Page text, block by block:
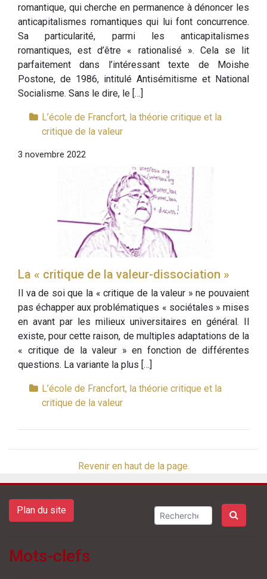
romantique, qui cherche en permanence à dénoncer les
anticapitalismes romantiques qui lui font concurrence.
Sa particularité, parmi les anticapitalismes
romantiques, est d’être « rationalisé ». Cela se lit
parfaitement dans l’intéressant texte de Moishe
Postone, de 1986, intitulé Antisémitisme et National
Socialisme. Sans le dire, le […]
L’école de Francfort, la théorie critique et la
critique de la valeur
3 novembre 2022
La « critique de la valeur-dissociation »
Il va de soi que la « critique de la valeur » ne pouvaient
pas échapper aux problématiques « sociétales » mises
en avant par les milieux universitaires en général. Il
existe, pour cette raison, de multiples adaptations de la
« critique de la valeur » en fonction de différentes
questions. La variante la plus […]
L’école de Francfort, la théorie critique et la
critique de la valeur
Revenir en haut de la page.
Plan du site
Mots-clefs